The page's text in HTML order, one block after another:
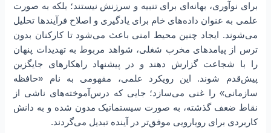
برای نوآوری، بهانه‌ای برای تنبیه و سرزنش نیستند؛ بلکه به صورت
علمی به عنوان داده‌های خام برای یادگیری و اصلاح فرآیندها تحلیل
می‌شوند. ایجاد چنین محیط امنی باعث می‌شود تا کارکنان بدون
ترس از پیامدهای مخرب شغلی، شواهد مربوط به تهدیدات پنهان
را با شجاعت گزارش دهند و در پیشنهاد راهکارهای جایگزین
پیش‌قدم شوند. این رویکرد علمی، مفهومی به نام «حافظه
سازمانی» را غنی می‌سازد؛ جایی که درس‌آموخته‌های ناشی از
نقاط ضعف گذشته، به صورت سیستماتیک مدون شده و به دانش
کاربردی برای رویارویی موفق‌تر در آینده تبدیل می‌گردند.